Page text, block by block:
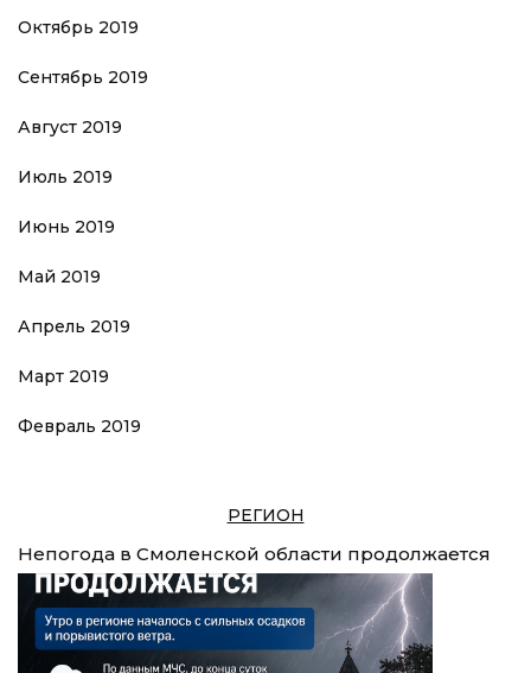
Октябрь 2019
Сентябрь 2019
Август 2019
Июль 2019
Июнь 2019
Май 2019
Апрель 2019
Март 2019
Февраль 2019
РЕГИОН
Непогода в Смоленской области продолжается